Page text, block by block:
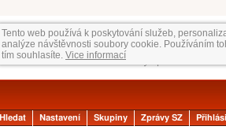
Tento web používá k poskytování služeb,
analýze návštěvnosti soubory cookie. Používáním
tím souhlasíte. Vice informací
Hledat Nastavení Skupiny Zprávy SZ